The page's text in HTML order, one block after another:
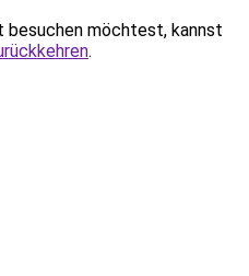
besuchen möchtest, kannst
.